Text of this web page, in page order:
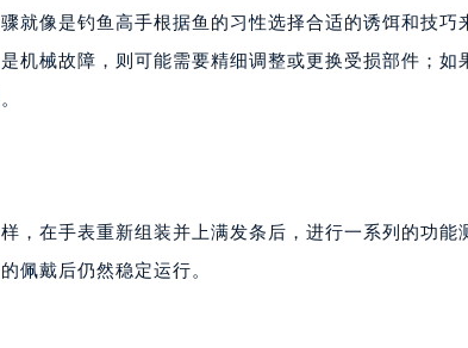
就像是钓鱼高手根据鱼的习性选择合适的诱饵和技巧
机械故障，则可能需要精细调整或更换受损部件；如
，在手表重新组装并上满发条后，进行一系列的功能
佩戴后仍然稳定运行。